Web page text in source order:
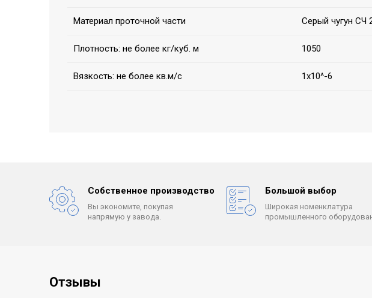
Материал проточной части Серый чугун СЧ
Плотность: не более кг/куб. м 1050
Вязкость: не более кв.м/с 1х10^-6
Собственное производство
Вы экономите, покупая
напрямую у завода.
Большой выбор
Широкая номенклатура
промышленного
Отзывы